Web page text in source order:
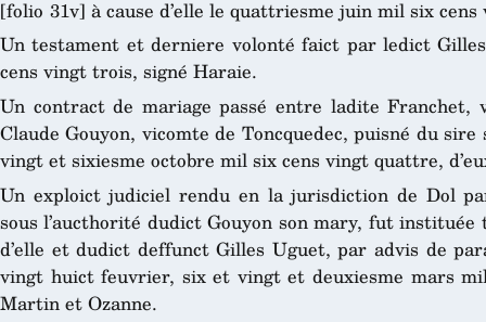
[folio 31v] à cause d’elle le quattriesme juin mil six
Un testament et derniere volonté faict par ledict
cens vingt trois, signé Haraie.
Un contract de mariage passé entre ladite Franchet,
Claude Gouyon, vicomte de Toncquedec, puisné du
vingt et sixiesme octobre mil six cens vingt quattre,
Un exploict judiciel rendu en la jurisdiction de Dol
sous l’aucthorité dudict Gouyon son mary, fut
d’elle et dudict deffunct Gilles Uguet, par advis de
vingt huict feuvrier, six et vingt et deuxiesme mars
Martin et Ozanne.